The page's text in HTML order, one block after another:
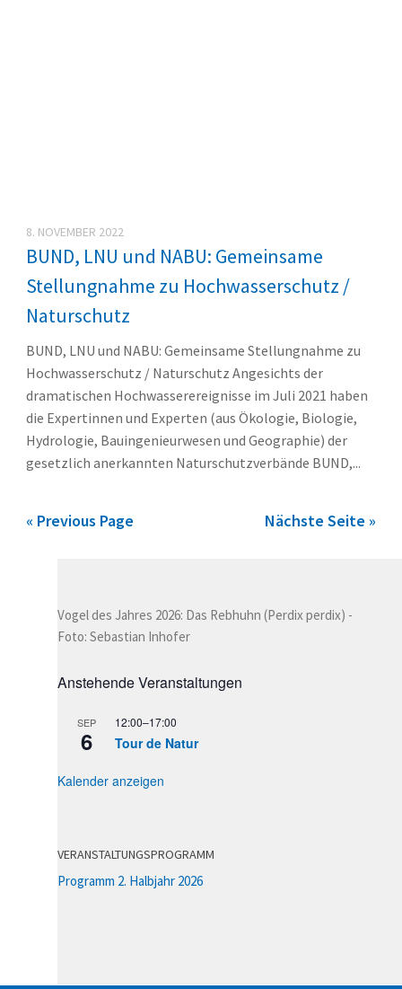
8. NOVEMBER 2022
BUND, LNU und NABU: Gemeinsame
Stellungnahme zu Hochwasserschutz /
Naturschutz
BUND, LNU und NABU: Gemeinsame Stellungnahme zu
Hochwasserschutz / Naturschutz Angesichts der
dramatischen Hochwasserereignisse im Juli 2021 haben
die Expertinnen und Experten (aus Ökologie, Biologie,
Hydrologie, Bauingenieurwesen und Geographie) der
gesetzlich anerkannten Naturschutzverbände BUND,...
« Previous Page Nächste Seite »
Vogel des Jahres 2026: Das Rebhuhn (Perdix perdix) -
Foto: Sebastian Inhofer
Anstehende Veranstaltungen
SEP
6
12:00–17:00
Tour de Natur
Kalender anzeigen
VERANSTALTUNGSPROGRAMM
Programm 2. Halbjahr 2026